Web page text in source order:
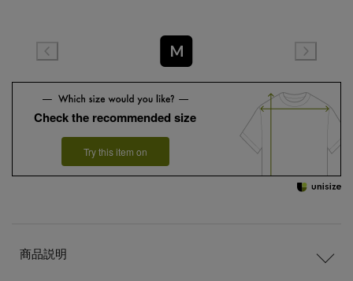
M
Check the recommended size
Try this item on
商品説明